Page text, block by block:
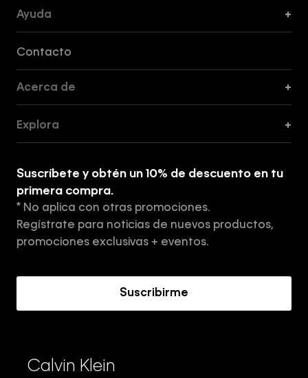
Ayuda +
Contacto
Acerca de +
Tiendas
Aviso de privacidad
Términos y Condiciones
Explora +
Suscríbete y obtén un 10% de descuento en tu
primera compra.
* No aplica con otras promociones.
Regístrate para noticias de nuevos productos,
promociones exclusivas + eventos.
Suscribirme
Calvin Klein